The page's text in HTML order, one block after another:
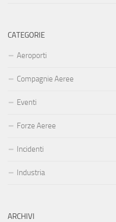
CATEGORIE
Aeroporti
Compagnie Aeree
Eventi
Forze Aeree
Incidenti
Industria
ARCHIVI